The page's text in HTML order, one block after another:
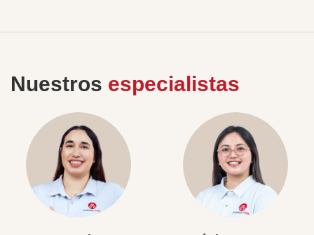
Nuestros especialistas